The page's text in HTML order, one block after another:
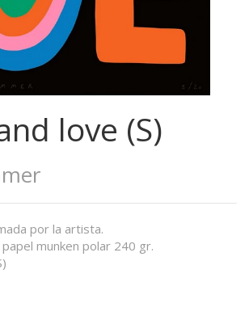
love (S)
por la artista.
munken polar 240 gr.